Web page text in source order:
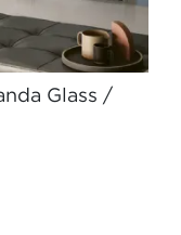
Glass /